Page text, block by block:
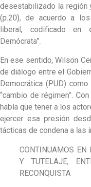
desestabilizado la región
(p.20), de acuerdo a
liberal, codificado en
Demócrata”.
En ese sentido, Wilson
de diálogo entre el
Democrática (PUD)
“cambio de régimen”.
había que tener a los
ejercer esa presión
tácticas de condena a las
CONTINUAMOS EN
Y TUTELAJE,
RECONQUISTA